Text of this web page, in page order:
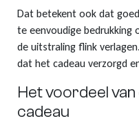
Dat betekent ook dat
te eenvoudige bedrukking
de uitstraling flink
dat het cadeau verzorgd
Het voordeel
cadeau